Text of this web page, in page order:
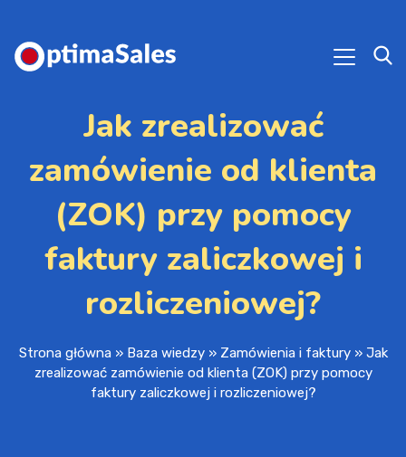
Jak zrealizować
zamówienie od klienta
(ZOK) przy pomocy
faktury zaliczkowej i
rozliczeniowej?
Strona główna» Baza wiedzy» Zamówienia i faktury» Jak
zrealizować zamówienie od klienta (ZOK) przy pomocy
faktury zaliczkowej i rozliczeniowej?